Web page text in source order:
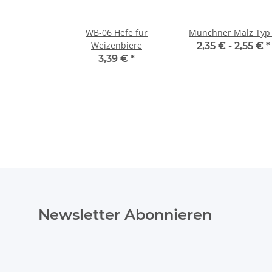
WB-06 Hefe für
Weizenbiere
3,39 € *
Münchner Malz Typ
2,35 € - 2,55 € *
Newsletter Abonnieren